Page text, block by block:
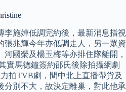
李施嬅低調完約後，最新消息指視
張兆輝今年亦低調走人，另一眾資
國榮及楊玉梅等亦排住隊離開，
實馬德鐘簽約邵氏後除拍攝網劇
拍TVB劇，間中北上直播帶貨及
分別不大，故決定離巢，對此他承